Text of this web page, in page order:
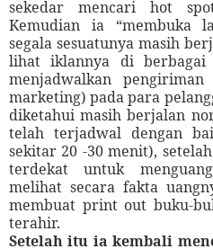
sekedar mencari hot
Kemudian ia “membuka
segala sesuatunya masih
lihat iklannya di
menjadwalkan
marketing) pada para
diketahui masih berjalan
telah terjadwal dengan
sekitar 20 -30 menit),
terdekat untuk
melihat secara fakta
membuat print out buku-
terahir.
Setelah itu ia kembali